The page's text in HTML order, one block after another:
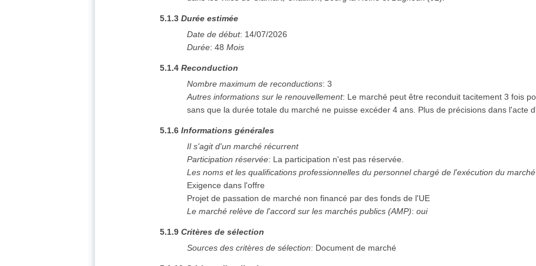
5.1.3Durée estimée
Date de début: 14/07/2026
Durée:48 Mois
5.1.4Reconduction
Nombre maximum de reconductions:3
Autres informations sur le renouvellement: Le marché peut être reconduit tacitement 3 fois
sans que la durée totale du marché ne puisse excéder 4 ans. Plus de précisions dans l'acte
5.1.6Informations générales
Il s'agit d'un marché récurrent
Participation réservée: La participation n'est pas réservée.
Les noms et les qualifications professionnelles du personnel chargé de l'exécution du
Exigence dans l'offre
Projet de passation de marché non financé par des fonds de l'UE
Le marché relève de l'accord sur les marchés publics (AMP):oui
5.1.9Critères de sélection
Sources des critères de sélection: Document de marché